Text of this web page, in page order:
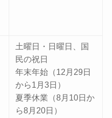
土曜日・日曜日、国
民の祝日
年末年始（12月29日
から1月3日）
夏季休業（8月10日か
ら8月20日）